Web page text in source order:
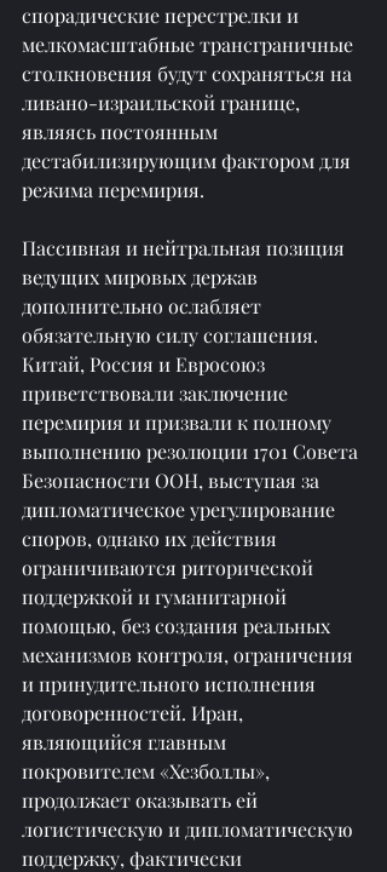
спорадические перестрелки и
мелкомасштабные трансграничные
столкновения будут сохраняться на
ливано-израильской границе,
являясь постоянным
дестабилизирующим фактором для
режима перемирия.
Пассивная и нейтральная позиция
ведущих мировых держав
дополнительно ослабляет
обязательную силу соглашения.
Китай, Россия и Евросоюз
приветствовали заключение
перемирия и призвали к полному
выполнению резолюции 1701 Совета
Безопасности ООН, выступая за
дипломатическое урегулирование
споров, однако их действия
ограничиваются риторической
поддержкой и гуманитарной
помощью, без создания реальных
механизмов контроля, ограничения
и принудительного исполнения
договоренностей. Иран,
являющийся главным
покровителем «Хезболлы»,
продолжает оказывать ей
логистическую и дипломатическую
поддержку, фактически